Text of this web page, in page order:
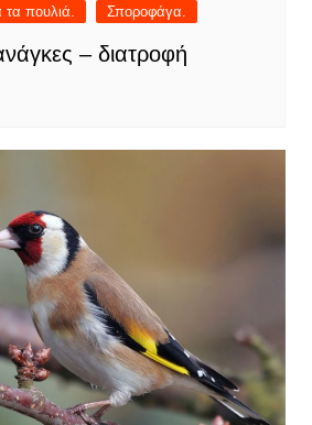
πουλιά. Σποροφάγα.
– διατροφή